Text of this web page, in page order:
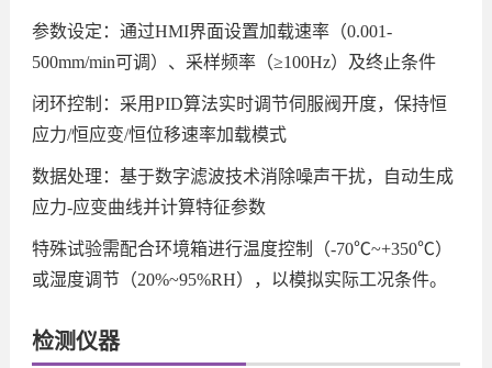
参数设定：通过HMI界面设置加载速率（0.001-
500mm/min可调）、采样频率（≥100Hz）及终止条件
闭环控制：采用PID算法实时调节伺服阀开度，保持恒
应力/恒应变/恒位移速率加载模式
数据处理：基于数字滤波技术消除噪声干扰，自动生成
应力-应变曲线并计算特征参数
特殊试验需配合环境箱进行温度控制（-70℃~+350℃）
或湿度调节（20%~95%RH），以模拟实际工况条件。
检测仪器